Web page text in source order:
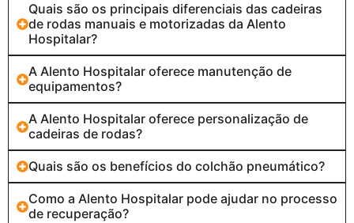
Quais são os principais diferenciais das cadeiras
de rodas manuais e motorizadas da Alento
Hospitalar?
A Alento Hospitalar oferece manutenção de
equipamentos?
A Alento Hospitalar oferece personalização de
cadeiras de rodas?
Quais são os benefícios do colchão pneumático?
Como a Alento Hospitalar pode ajudar no processo
de recuperação?